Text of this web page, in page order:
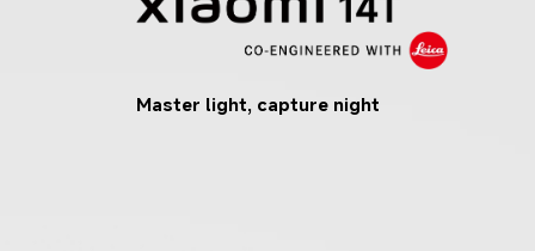
Master light, capture night